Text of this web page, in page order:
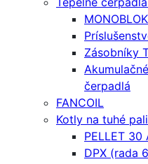
Zásobníky
čerpadlá
FANCOIL
Kotly na tuhé
PELLET 30
DPX (rada